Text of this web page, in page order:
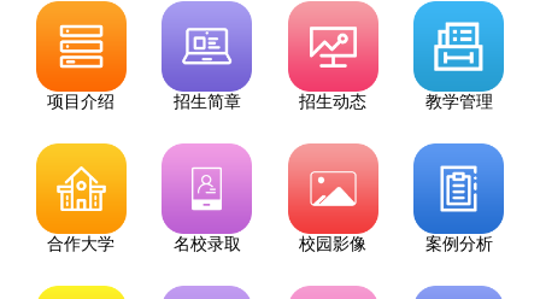
项目介绍 招生简章 招生动态 教学管理
合作大学 名校录取 校园影像 案例分析